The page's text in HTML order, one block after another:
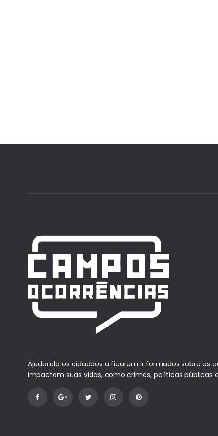
Ajudando os cidadãos a ficarem informados sobre os
impactam suas vidas, como crimes, políticas públicas